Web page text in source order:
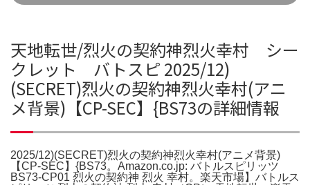
天地転世/烈火の契約神烈火幸村 シー
クレット バトスピ 2025/12)
(SECRET)烈火の契約神烈火幸村(アニ
メ背景)【CP-SEC】{BS73の詳細情報
2025/12)(SECRET)烈火の契約神烈火幸村(アニメ背景)
【CP-SEC】{BS73。Amazon.co.jp: バトルスピリッツ
BS73-CP01 烈火の契約神 烈火 幸村。楽天市場】バトルス